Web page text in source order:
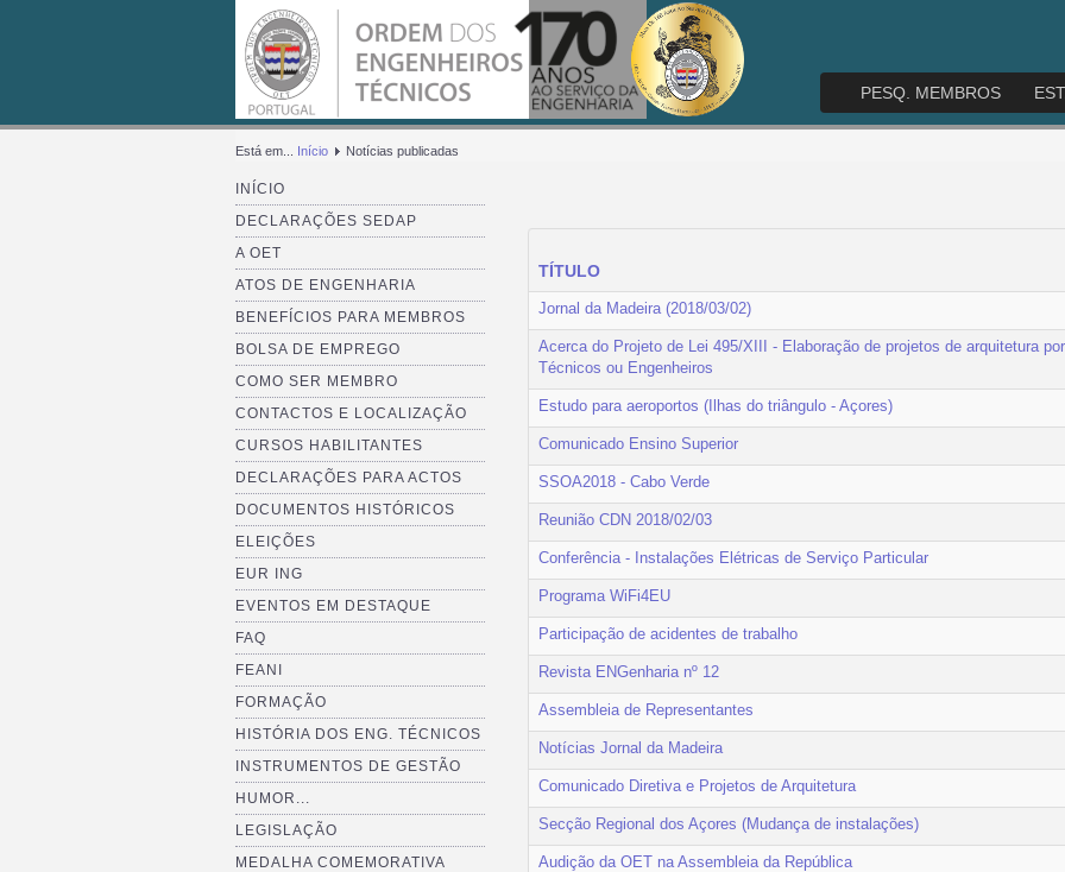
PESQ. MEMBROS
Está em... Início Notícias publicadas
INÍCIO
DECLARAÇÕES SEDAP
A OET
ATOS DE ENGENHARIA
BENEFÍCIOS PARA MEMBROS
BOLSA DE EMPREGO
COMO SER MEMBRO
CONTACTOS E LOCALIZAÇÃO
CURSOS HABILITANTES
DECLARAÇÕES PARA ACTOS
DOCUMENTOS HISTÓRICOS
ELEIÇÕES
EUR ING
EVENTOS EM DESTAQUE
FAQ
FEANI
FORMAÇÃO
HISTÓRIA DOS ENG. TÉCNICOS
INSTRUMENTOS DE GESTÃO
HUMOR...
LEGISLAÇÃO
MEDALHA COMEMORATIVA
TÍTULO
Jornal da Madeira (2018/03/02)
Acerca do Projeto de Lei 495/XIII - Elaboração de projetos de arquitetura
Técnicos ou Engenheiros
Estudo para aeroportos (Ilhas do triângulo - Açores)
Comunicado Ensino Superior
SSOA2018 - Cabo Verde
Reunião CDN 2018/02/03
Conferência - Instalações Elétricas de Serviço Particular
Programa WiFi4EU
Participação de acidentes de trabalho
Revista ENGenharia nº 12
Assembleia de Representantes
Notícias Jornal da Madeira
Comunicado Diretiva e Projetos de Arquitetura
Secção Regional dos Açores (Mudança de instalações)
Audição da OET na Assembleia da República